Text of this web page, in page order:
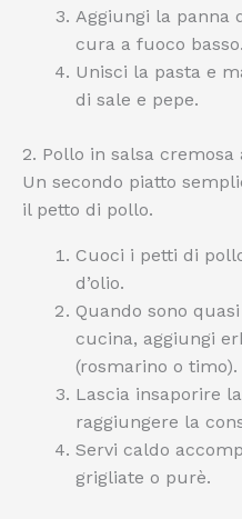
Aggiungi la panna
cura a fuoco basso.
Unisci la pasta e
di sale e pepe.
2. Pollo in salsa cremosa
Un secondo piatto
il petto di pollo.
Cuoci i petti di
d’olio.
Quando sono
cucina, aggiungi
(rosmarino o timo).
Lascia insaporire
raggiungere la
Servi caldo
grigliate o purè.